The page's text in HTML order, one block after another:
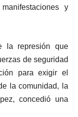
y
la represión que
de seguridad
para exigir el
la comunidad, la
concedió una